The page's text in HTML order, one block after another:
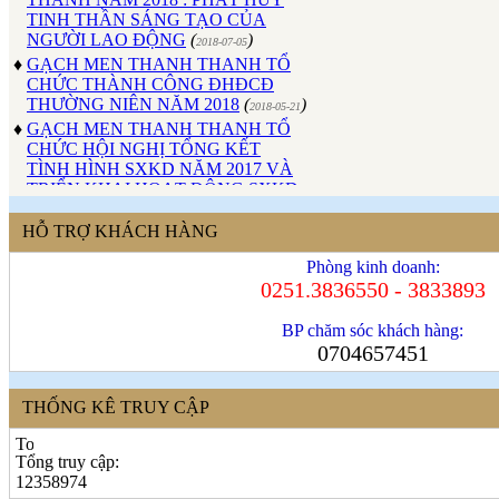
TINH THẦN SÁNG TẠO CỦA
NGƯỜI LAO ĐỘNG (2018-07-05)
GẠCH MEN THANH THANH TỔ
CHỨC THÀNH CÔNG ĐHĐCĐ
THƯỜNG NIÊN NĂM 2018 (2018-05-21
GẠCH MEN THANH THANH TỔ
CHỨC HỘI NGHỊ TỔNG KẾT
TÌNH HÌNH SXKD NĂM 2017 VÀ
TRIỂN KHAI HOẠT ĐỘNG SXKD
NĂM 2018 (2018-01-17)
CÔNG ĐOÀN CÔNG TY GẠCH
MEN THANH THANH TỔ CHỨC
CHỨC HỘI THAO MỪNG NGÀY
♦ GẠCH MEN THANH THANH TỔ
CHỨC THÀNH CÔNG HỘI NGHỊ
ĐẠI BIỂU NGƯỜI LAO ĐỘNG
NĂM 2017
♦ Sử dụng vật liệu thân thiện với môi
trường và an toàn cho người sử
HỖ TRỢ KHÁCH HÀNG
Phòng kinh doanh:
0251.3836550 - 3833893
BP chăm sóc khách hàng:
0704657451
THỐNG KÊ TRUY CẬP
Tổng truy cập:
12358974